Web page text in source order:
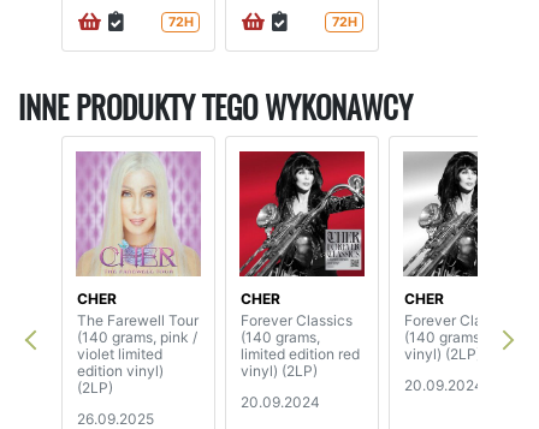
72H 72H
INNE PRODUKTY TEGO WYKONAWCY
CHER
The Farewell Tour
(140 grams, pink /
violet limited
edition vinyl)
(2LP)
26.09.2025
CHER
Forever Classics
(140 grams,
limited edition red
vinyl) (2LP)
20.09.2024
CHER
Forever Classics
(140 grams, silver
vinyl) (2LP)
20.09.2024